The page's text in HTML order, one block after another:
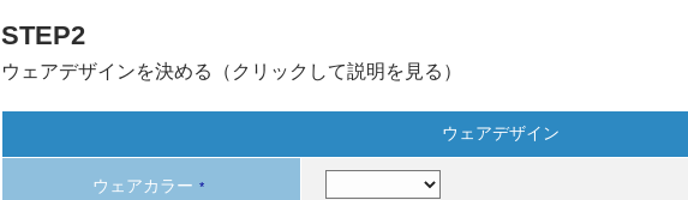
STEP2
ウェアデザインを決める（クリックして説明を見る）
ウェアデザイン
ウェアカラー *